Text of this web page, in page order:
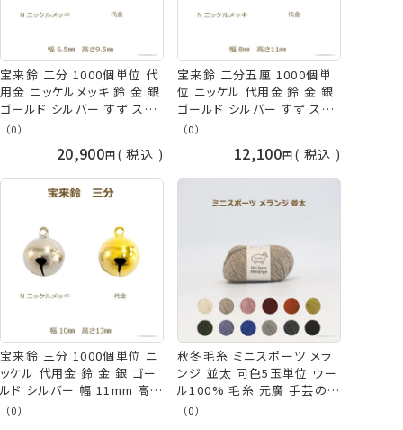
宝来鈴 二分 1000個単位 代
用金 ニッケルメッキ 鈴 金 銀
ゴールド シルバー すず スズ
幅 6mm 高さ 10mm 2分 返
（0）
20,900 税込
宝来鈴 二分五厘 1000個単
位 ニッケル 代用金 鈴 金 銀
ゴールド シルバー すず スズ
幅 8mm 高さ 11mm 2.5分
（0）
12,100 税込
宝来鈴 三分 1000個単位 ニ
ッケル 代用金 鈴 金 銀 ゴー
ルド シルバー 幅 11mm 高さ
14mm すず スズ 返品不可
（0）
秋冬毛糸 ミニスポーツ メラ
ンジ 並太 同色5玉単位 ウー
ル100% 毛糸 元廣 手芸の山
久
（0）